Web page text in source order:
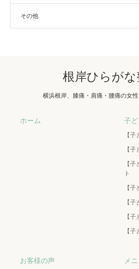
その他
根岸ひらがな
横浜根岸、膝痛・肩痛・腰痛の女
ホーム 子
【
【
【
ト
【
【
【
【
お客様の声 メ